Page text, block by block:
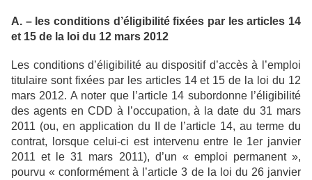
A. – les conditions d’éligibilité fixées par les articles 14
et 15 de la loi du 12 mars 2012
Les conditions d’éligibilité au dispositif d’accès à l’emploi
titulaire sont fixées par les articles 14 et 15 de la loi du 12
mars 2012. A noter que l’article 14 subordonne l’éligibilité
des agents en CDD à l’occupation, à la date du 31 mars
2011 (ou, en application du II de l’article 14, au terme du
contrat, lorsque celui-ci est intervenu entre le 1er janvier
2011 et le 31 mars 2011), d’un « emploi permanent »,
pourvu « conformément à l’article 3 de la loi du 26 janvier